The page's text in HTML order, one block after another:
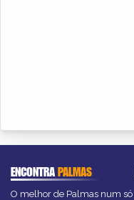
ENCONTRAPALMAS
O melhor de Palmas num só